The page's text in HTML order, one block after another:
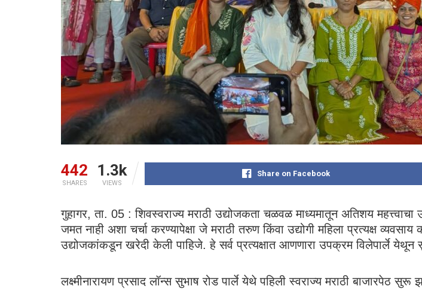
442
SHARES
1.3k
VIEWS
Share on Facebook
गुहागर, ता. 05 : शिवस्वराज्य मराठी उद्योजकता चळवळ माध्यमातून अतिशय
जमत नाही अशा चर्चा करण्यापेक्षा जे मराठी तरुण किंवा उद्योगी महिला प्रत्यक्ष
उद्योजकांकडून खरेदी केली पाहिजे. हे सर्व प्रत्यक्षात आणणारा उपक्रम विलेपार्ले येथून
लक्ष्मीनारायण प्रसाद लॉन्स सुभाष रोड पार्ले येथे पहिली स्वराज्य मराठी बाजारपेठ